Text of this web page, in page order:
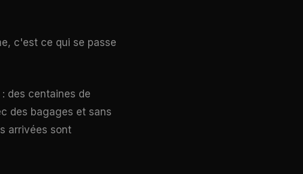
c'est ce qui se passe
des centaines de
des bagages et sans
arrivées sont